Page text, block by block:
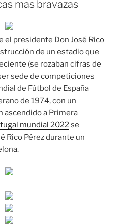
mas bravazas
el presidente Don José Rico
de un estadio que
(se rozaban cifras de
sede de competiciones
de Fútbol de España
de 1974, con un
ascendido a Primera
mundial 2022se
Rico Pérez durante un